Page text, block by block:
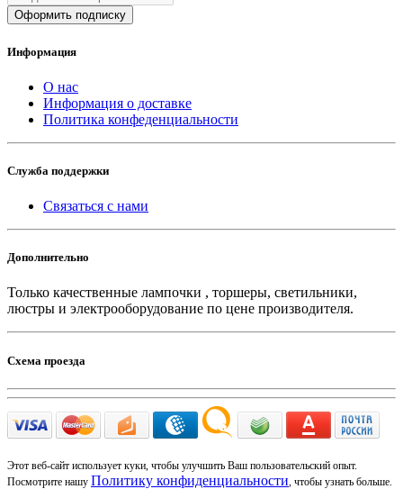
Оформить подписку
Информация
О нас
Информация о доставке
Политика конфеденциальности
Служба поддержки
Связаться с нами
Дополнительно
Только качественные лампочки , торшеры, светильники,
люстры и электрооборудование по цене производителя.
Схема проезда
Этот веб-сайт использует куки, чтобы улучшить Ваш пользовательский опыт.
Посмотрите нашу Политику конфиденциальности, чтобы узнать больше.